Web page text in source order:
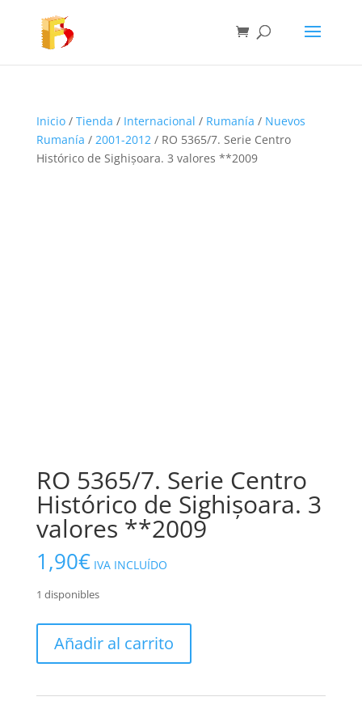
Inicio/ Tienda / Internacional / Rumanía / Nuevos
Rumanía / 2001-2012/ RO 5365/7. Serie Centro
Histórico de Sighișoara. 3 valores **2009
RO 5365/7. Serie Centro
Histórico de Sighișoara. 3
valores **2009
1,90€ IVA INCLUÍDO
1 disponibles
5365/7.
Añadir al carrito